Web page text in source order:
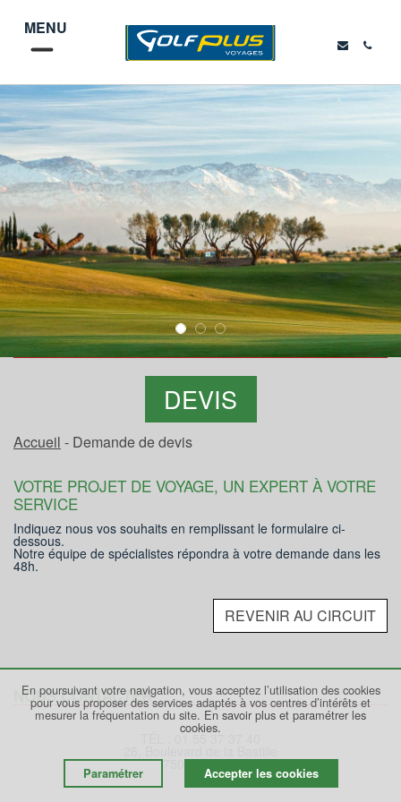
MENU
DEVIS
Accueil - Demande de devis
VOTRE PROJET DE VOYAGE, UN EXPERT À VOTRE
SERVICE
Indiquez nous vos souhaits en remplissant le formulaire ci-
dessous.
Notre équipe de spécialistes répondra à votre demande dans les
48h.
REVENIR AU CIRCUIT
NOUS CONTACTER
75012 PARIS
En poursuivant votre navigation, vous acceptez l’utilisation des cookies
pour vous proposer des services adaptés à vos centres d’intérêts et
mesurer la fréquentation du site. En savoir plus et paramétrer les
cookies.
Paramétrer Accepter les cookies